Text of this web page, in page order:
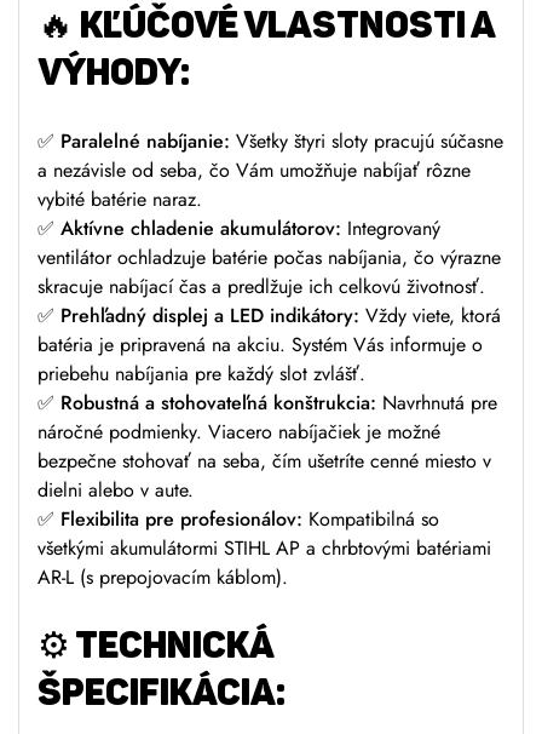
🔥 KĽÚČOVÉ VLASTNOSTI A
VÝHODY:
✅ Paralelné nabíjanie: Všetky štyri sloty pracujú súčasne
a nezávisle od seba, čo Vám umožňuje nabíjať rôzne
vybité batérie naraz.
✅ Aktívne chladenie akumulátorov: Integrovaný
ventilátor ochladzuje batérie počas nabíjania, čo výrazne
skracuje nabíjací čas a predlžuje ich celkovú životnosť.
✅ Prehľadný displej a LED indikátory: Vždy viete, ktorá
batéria je pripravená na akciu. Systém Vás informuje o
priebehu nabíjania pre každý slot zvlášť.
✅ Robustná a stohovateľná konštrukcia: Navrhnutá pre
náročné podmienky. Viacero nabíjačiek je možné
bezpečne stohovať na seba, čím ušetríte cenné miesto v
dielni alebo v aute.
✅ Flexibilita pre profesionálov: Kompatibilná so
všetkými akumulátormi STIHL AP a chrbtovými batériami
AR-L (s prepojovacím káblom).
⚙️ TECHNICKÁ
ŠPECIFIKÁCIA: